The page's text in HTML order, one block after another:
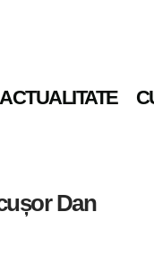
ACTUALITATE
Dan